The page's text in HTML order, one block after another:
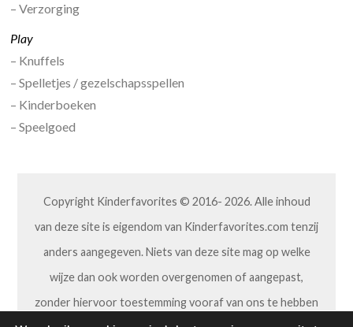
– Verzorging
Play
– Knuffels
– Spelletjes / gezelschapsspellen
– Kinderboeken
– Speelgoed
Copyright Kinderfavorites © 2016- 2026. Alle inhoud
van deze site is eigendom van Kinderfavorites.com tenzij
anders aangegeven. Niets van deze site mag op welke
wijze dan ook worden overgenomen of aangepast,
zonder hiervoor toestemming vooraf van ons te hebben